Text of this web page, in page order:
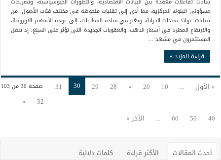
مسؤولي البنوك المركزية، مما أدى إلى تقلبات ملحوظة في مختلف فئات الأصول. من
تقلبات عوائد سندات الخزانة، وتغير في قيادة القطاعات، إلى عودة الأسهم الأوروبية،
والارتفاع المطرد في أسعار الذهب، والعقوبات الجديدة التي تؤثر على السلع، إذ تنقل
المستثمرون في مشهد …
قراءة المزيد »
صفحة 30 من 103 « الأول ...
10
20
«
28
29
30
31
32
»
40
50
60
... الأخر »
أحدث المقالات الأكثر قراءة
كلمات دلالية